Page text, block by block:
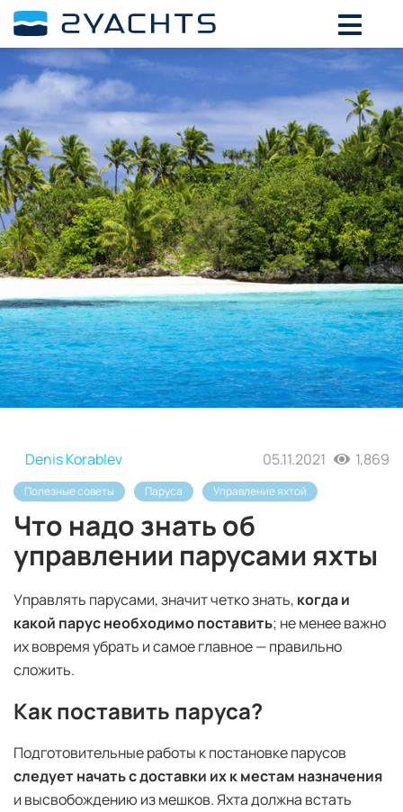
Denis Korablev 05.11.2021 1,869
Полезные советы Паруса Управление яхтой
Что надо знать об
управлении парусами яхты
Управлять парусами, значит четко знать, когда и
какой парус необходимо поставить; не менее важно
их вовремя убрать и самое главное — правильно
сложить.
Как поставить паруса?
Подготовительные работы к постановке парусов
следует начать с доставки их к местам назначения
и высвобождению из мешков. Яхта должна встать